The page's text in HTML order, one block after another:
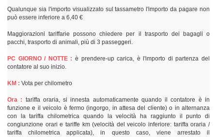
Qualunque sia l'importo visualizzato sul tassametro l'importo da pagare non
può essere inferiore a 6,40 €
Maggiorazioni tariffarie possono chiedere per il trasporto dei bagagli o
pacchi, trasporto di animali, più di 3 passeggeri.
PC GIORNO / NOTTE : è prendere-up carica, è l'importo di partenza del
contatore al suo inizio.
KM : Vota per chilometro
Ora : tariffa oraria, si innesta automaticamente quando il contatore è in
funzione e il veicolo è fermo (ingorgo, in attesa del cliente) o in alternanza
con la tariffa chilometrica quando la velocità ha raggiunto il punto di
congiunzione orari e tariffe km (velocità del veicolo inferiore: tariffa oraria /
tariffa chilometrica applicata), in questo caso, viene arrestato il